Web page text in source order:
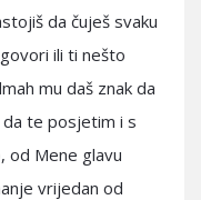
da čuješ svaku
ili ti nešto
mu daš znak da
te posjetim i s
od Mene glavu
vrijedan od